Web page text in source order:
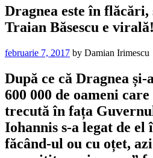
Dragnea este în
Traian Băsescu e virală!
februarie 7, 2017 by Damian Irimescu
După ce că Dragnea și-
600 000 de oameni
trecută în fața
Iohannis s-a legat de el
făcând-ul ou cu oțet,